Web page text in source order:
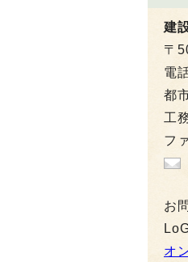
建
〒
電
都
工
フ
お
オ